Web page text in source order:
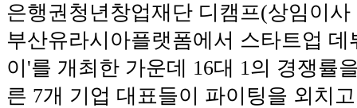
은행권청년창업재단 디캠프(상임이사
부산유라시아플랫폼에서 스타트업 데
이'를 개최한 가운데 16대 1의 경쟁률
른 7개 기업 대표들이 파이팅을 외치